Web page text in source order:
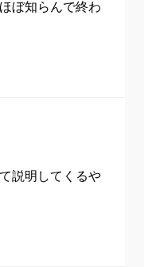
ぼ知らんで終わ
説明してくるや